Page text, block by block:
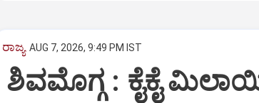
ರಾಜ್ಯ AUG 7, 2026, 9:49 PM IST
ಶಿವಮೊಗ್ಗ : ಕೈಕೈ